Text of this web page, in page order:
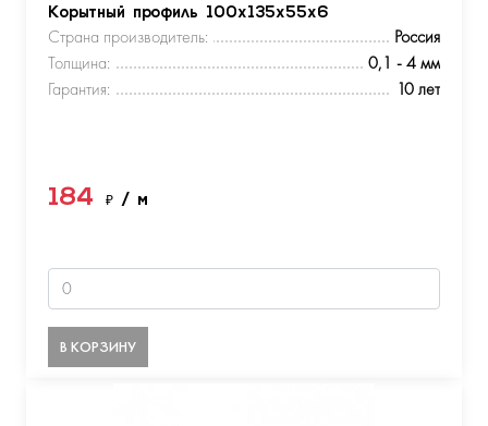
Корытный профиль 100х135х55х6
Страна производитель:
Россия
Толщина:
0,1 - 4 мм
Гарантия:
10 лет
184 ₽ / м
В КОРЗИНУ